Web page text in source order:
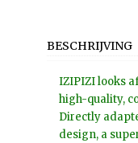
BESCHRIJVING
IZIPIZI looks
high-quality,
Directly
design, a